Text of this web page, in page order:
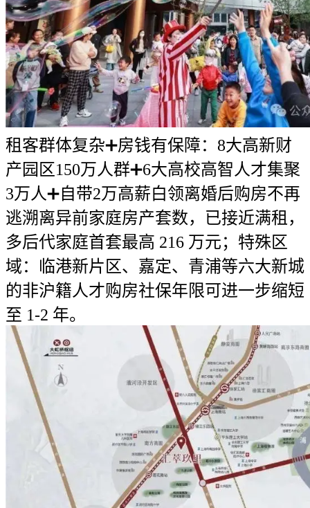
租客群体复杂➕房钱有保障：8大高新财
产园区150万人群➕6大高校高智人才集聚
3万人➕自带2万高薪白领离婚后购房不再
逃溯离异前家庭房产套数，已接近满租，
多后代家庭首套最高 216 万元；特殊区
域：临港新片区、嘉定、青浦等六大新城
的非沪籍人才购房社保年限可进一步缩短
至 1-2 年。